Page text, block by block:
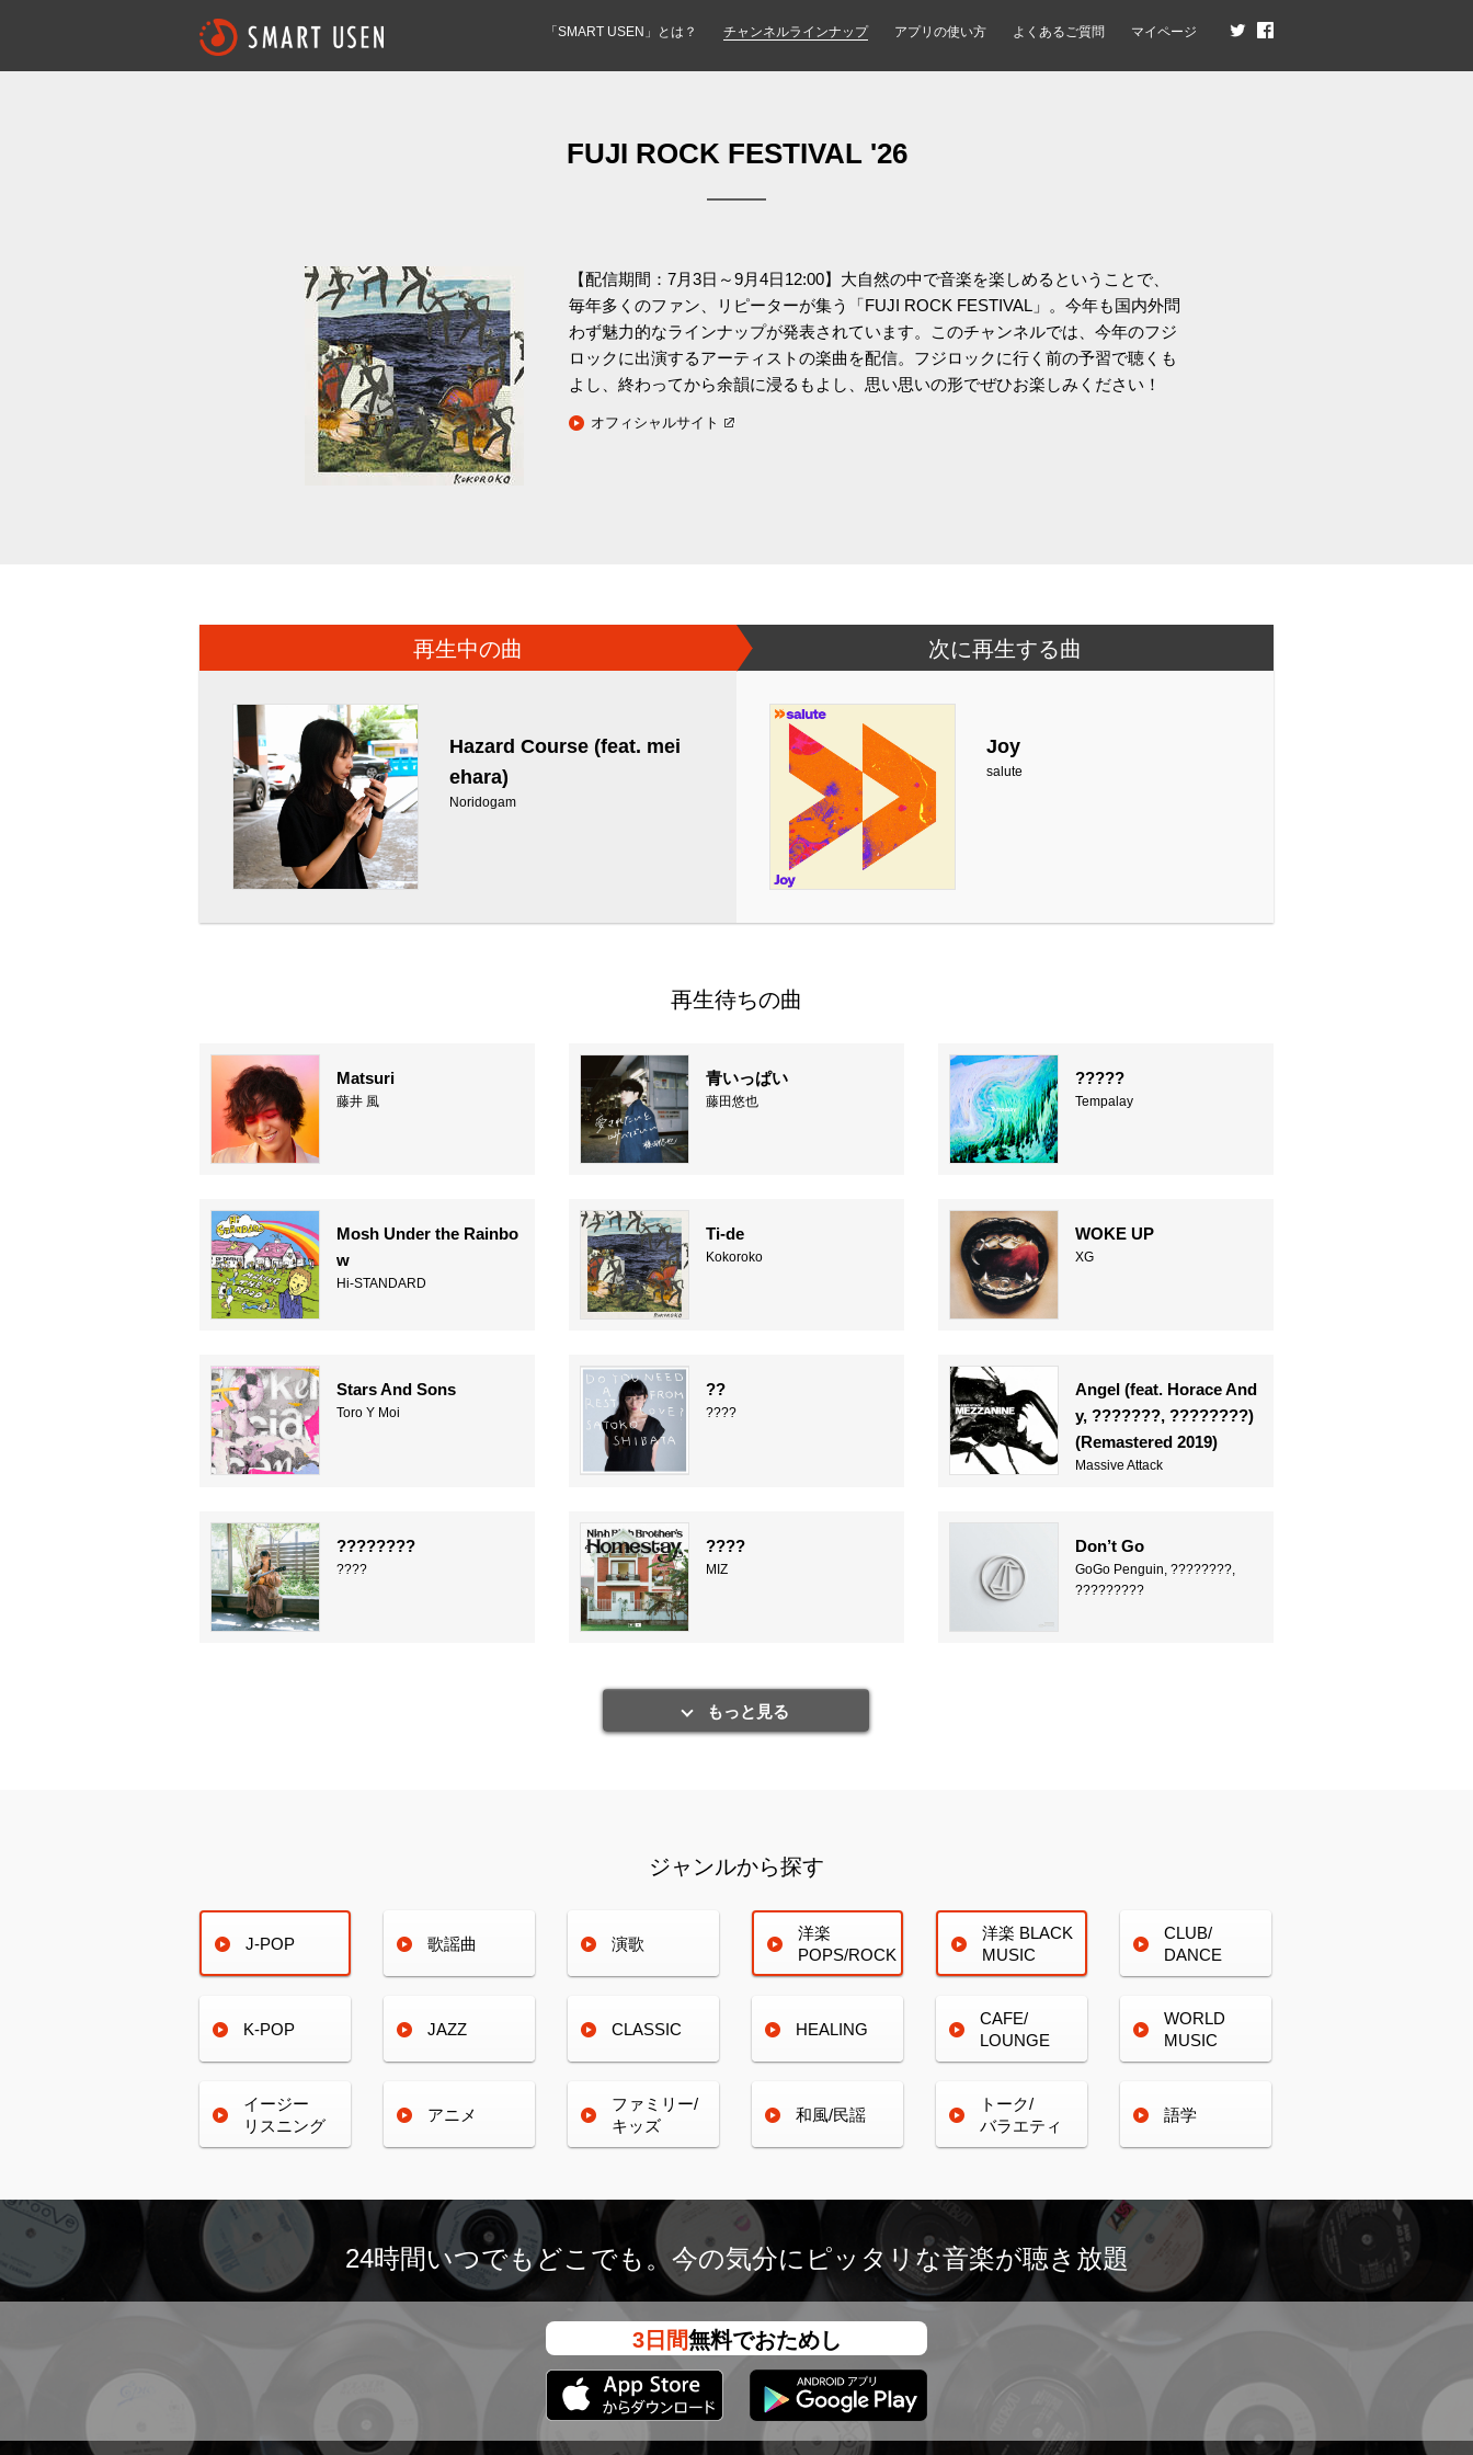
「SMART USEN」とは？ チャンネルラインナップ アプリの使い方 よくあるご質問 マイページ
FUJI ROCK FESTIVAL '26
【配信期間：7月3日～9月4日12:00】大自然の中で音楽を楽しめるということで、
毎年多くのファン、リピーターが集う「FUJI ROCK FESTIVAL」。今年も国内外問
わず魅力的なラインナップが発表されています。このチャンネルでは、今年のフジ
ロックに出演するアーティストの楽曲を配信。フジロックに行く前の予習で聴くも
よし、終わってから余韻に浸るもよし、思い思いの形でぜひお楽しみください！
オフィシャルサイト
再生中の曲
Hazard Course (feat. mei
ehara)
Noridogam
次に再生する曲
Joy
salute
再生待ちの曲
もっと見る
Matsuri
藤井 風
青いっぱい
藤田悠也
?????
Tempalay
Mosh Under the Rainbo
w
Hi-STANDARD
Ti-de
Kokoroko
WOKE UP
XG
Stars And Sons
Toro Y Moi
??
????
Angel (feat. Horace And
y, ???????, ????????)
(Remastered 2019)
Massive Attack
????????
????
????
MIZ
Don’t Go
GoGo Penguin, ????????,
?????????
ジャンルから探す
J-POP 歌謡曲 演歌
洋楽
POPS/ROCK
洋楽 BLACK
MUSIC
CLUB/
DANCE
K-POP JAZZ CLASSIC HEALING
CAFE/
LOUNGE
WORLD
MUSIC
イージー
リスニング
アニメ
ファミリー/
キッズ
和風/民謡
トーク/
バラエティ
語学
24時間いつでもどこでも。 今の気分にピッタリな音楽が聴き放題
3日間無料でおためし